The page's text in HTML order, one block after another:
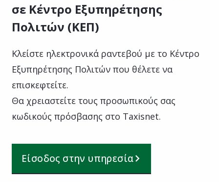
σε Κέντρο Εξυπηρέτησης
Πολιτών (ΚΕΠ)
Κλείστε ηλεκτρονικά ραντεβού με το Κέντρο
Εξυπηρέτησης Πολιτών που θέλετε να
επισκεφτείτε.
Θα χρειαστείτε τους προσωπικούς σας
κωδικούς πρόσβασης στο Taxisnet.
Είσοδος στην υπηρεσία